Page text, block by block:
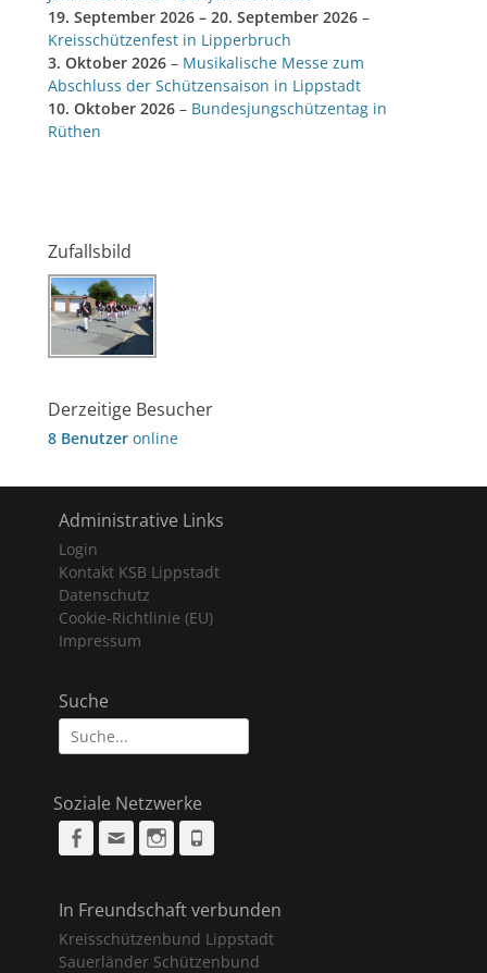
19. September 2026 – 20. September 2026 –
Kreisschützenfest in Lipperbruch
3. Oktober 2026 – Musikalische Messe zum
Abschluss der Schützensaison in Lippstadt
10. Oktober 2026 – Bundesjungschützentag in
Rüthen
Zufallsbild
Derzeitige Besucher
8 Benutzer online
Administrative Links
Login
Kontakt KSB Lippstadt
Datenschutz
Cookie-Richtlinie (EU)
Impressum
Suche
Suche
nach:
Soziale Netzwerke
Facebook
Email Instagram
In Freundschaft verbunden
Kreisschützenbund Lippstadt
Sauerländer Schützenbund